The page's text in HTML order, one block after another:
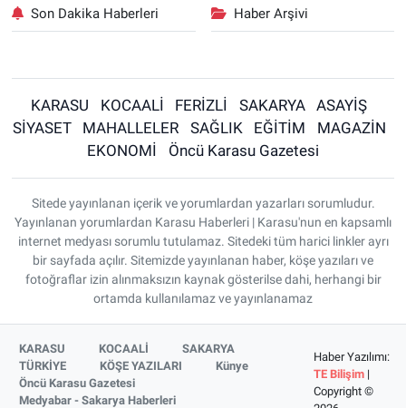
Son Dakika Haberleri Haber Arşivi
KARASU KOCAALİ FERİZLİ SAKARYA
ASAYİŞ
SİYASET
MAHALLELER SAĞLIK EĞİTİM
MAGAZİN
EKONOMİ
Öncü Karasu Gazetesi
Sitede yayınlanan içerik ve yorumlardan yazarları sorumludur.
Yayınlanan yorumlardan Karasu Haberleri | Karasu'nun en kapsamlı
internet medyası sorumlu tutulamaz. Sitedeki tüm harici linkler ayrı
bir sayfada açılır. Sitemizde yayınlanan haber, köşe yazıları ve
fotoğraflar izin alınmaksızın kaynak gösterilse dahi, herhangi bir
ortamda kullanılamaz ve yayınlanamaz
KARASU KOCAALİ
SAKARYA
TÜRKİYE
KÖŞE YAZILARI
Künye
Öncü Karasu Gazetesi
Medyabar - Sakarya Haberleri
Haber Yazılımı:
TE Bilişim|
Copyright ©